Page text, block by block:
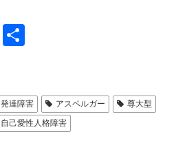
E
発達障害 アスペルガー
尊大型
自己愛性人格障害